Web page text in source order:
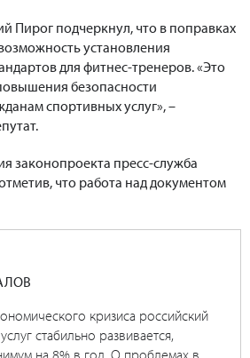
Пирог подчеркнул, что в поправках
установления
для фитнес-тренеров. «Это
безопасности
спортивных услуг», –
законопроекта пресс-служба
что работа над документом
кризиса российский
стабильно развивается,
на 8% в год. О проблемах в